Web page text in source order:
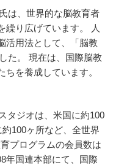
は、世界的な脳教育者
繰り広げています。 人
活用法として、「脳教
た。 現在は、国際脳教
を養成しています。
タジオは、米国に約100
100ヶ所など、全世界
プログラムの会員数は
年国連本部にて、国際